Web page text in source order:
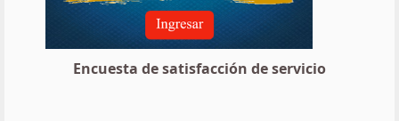
Encuesta de satisfacción de servicio